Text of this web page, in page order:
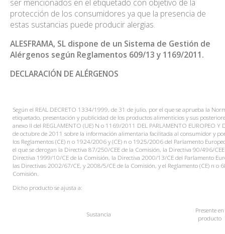
ser mencionados en el etiquetado con objetivo de la
protección de los consumidores ya que la presencia de
estas sustancias puede producir alergias.
ALESFRAMA, SL dispone de un Sistema de Gestión de
Alérgenos según Reglamentos 609/13 y 1169/2011.
DECLARACIÓN DE ALÉRGENOS
Según el REAL DECRETO 1334/1999, de 31 de julio, por el que se aprueba la
etiquetado, presentación y publicidad de los productos alimenticios y sus
anexo II del REGLAMENTO (UE) N o 1169/2011 DEL PARLAMENTO EUROPEO Y
de octubre de 2011 sobre la información alimentaria facilitada al consumidor y
los Reglamentos (CE) n o 1924/2006 y (CE) n o 1925/2006 del Parlamento
el que se derogan la Directiva 87/250/CEE de la Comisión, la Directiva 90/496/
Directiva 1999/10/CE de la Comisión, la Directiva 2000/13/CE del Parlamento
las Directivas 2002/67/CE, y 2008/5/CE de la Comisión, y el Reglamento (CE) n o
Comisión.
Dicho producto se ajusta a:
Sustancia Presenteen
producto